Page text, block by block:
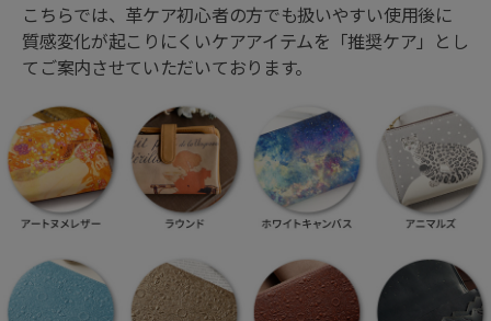
こちらでは、革ケア初心者の方でも扱いやすい使用後に
質感変化が起こりにくいケアアイテムを「推奨ケア」とし
てご案内させていただいております。